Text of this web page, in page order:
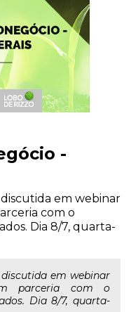
-
em webinar
com o
Dia 8/7, quarta-
em webinar
parceria com o
Dia 8/7, quarta-